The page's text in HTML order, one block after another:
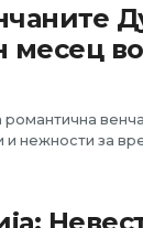
во
нежности за